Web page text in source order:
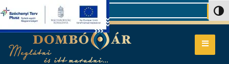
Search